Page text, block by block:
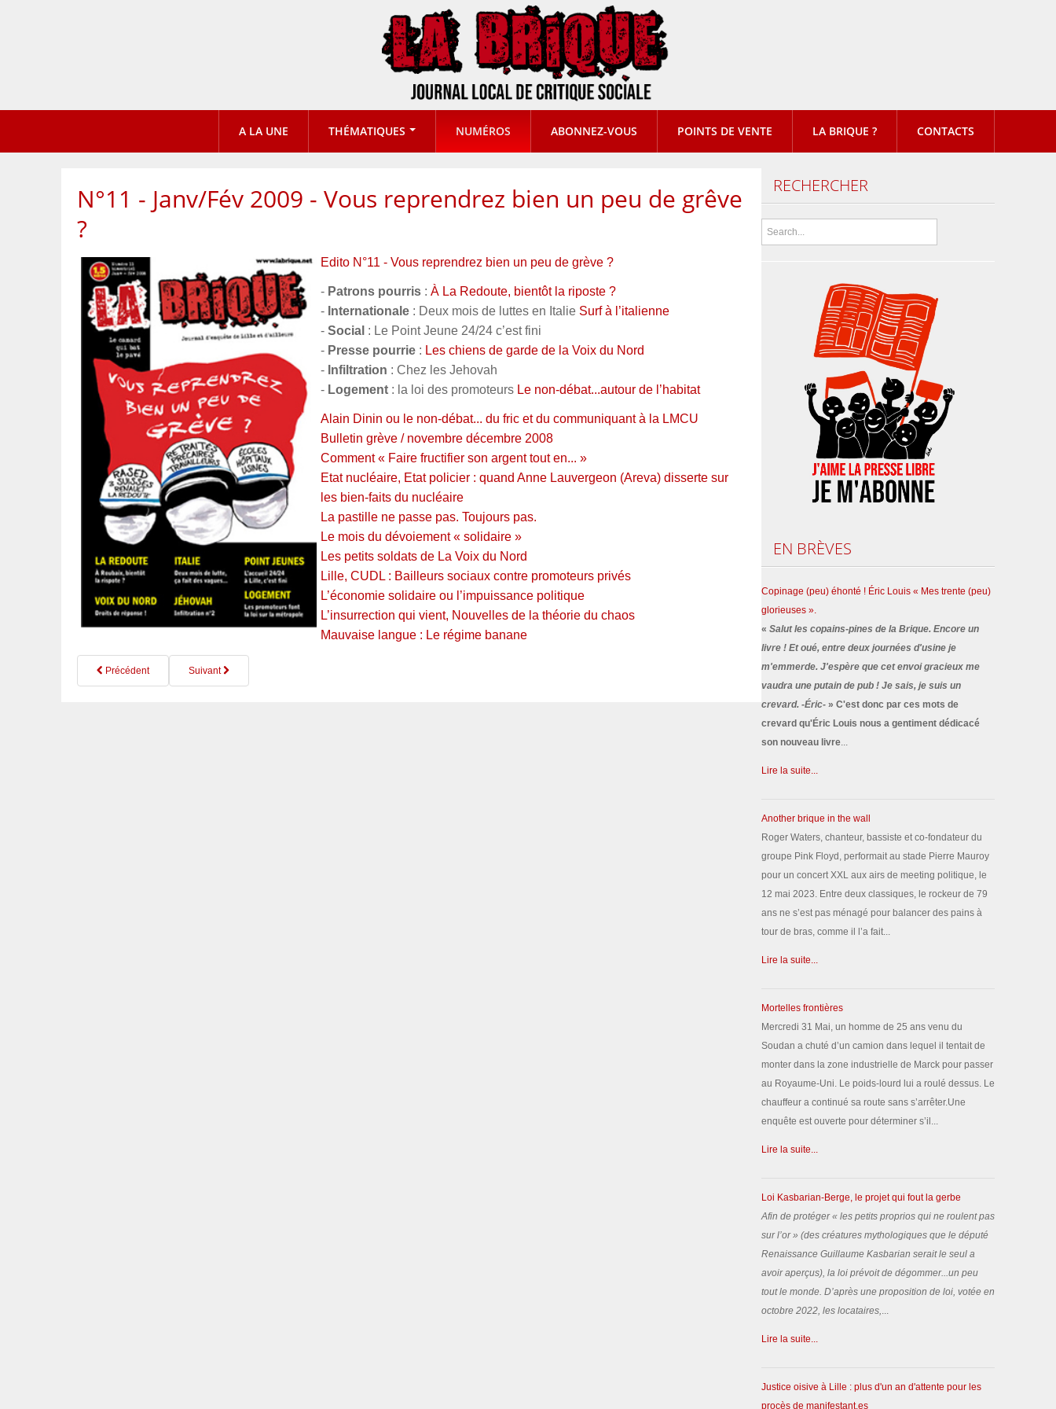
A LA UNE THÉMATIQUES NUMÉROS ABONNEZ-VOUS POINTS DE VENTE LA BRIQUE ? CONTACTS
N°11 - Janv/Fév 2009 - Vous reprendrez bien un peu de grêve
?
Edito N°11 - Vous reprendrez bien un peu de grève ?
- Patrons pourris : À La Redoute, bientôt la riposte ?
- Internationale : Deux mois de luttes en Italie Surf à l’italienne
- Social : Le Point Jeune 24/24 c’est fini
- Presse pourrie : Les chiens de garde de la Voix du Nord
- Infiltration : Chez les Jehovah
- Logement : la loi des promoteurs Le non-débat...autour de l’habitat
Alain Dinin ou le non-débat... du fric et du communiquant à la LMCU
Bulletin grève / novembre décembre 2008
Comment « Faire fructifier son argent tout en... »
Etat nucléaire, Etat policier : quand Anne Lauvergeon (Areva) disserte sur
les bien-faits du nucléaire
La pastille ne passe pas. Toujours pas.
Le mois du dévoiement « solidaire »
Les petits soldats de La Voix du Nord
Lille, CUDL : Bailleurs sociaux contre promoteurs privés
L’économie solidaire ou l’impuissance politique
L’insurrection qui vient, Nouvelles de la théorie du chaos
Mauvaise langue : Le régime banane
Précédent Suivant
RECHERCHER
EN BRÈVES
Copinage (peu) éhonté ! Éric Louis « Mes trente (peu)
glorieuses ».
« Salut les copains-pines de la Brique. Encore un
livre ! Et oué, entre deux journées d'usine je
m'emmerde. J'espère que cet envoi gracieux me
vaudra une putain de pub ! Je sais, je suis un
crevard. -Éric- » C'est donc par ces mots de
crevard qu'Éric Louis nous a gentiment dédicacé
son nouveau livre...
Lire la suite...
Another brique in the wall
Roger Waters, chanteur, bassiste et co-fondateur du
groupe Pink Floyd, performait au stade Pierre Mauroy
pour un concert XXL aux airs de meeting politique, le
12 mai 2023. Entre deux classiques, le rockeur de 79
ans ne s’est pas ménagé pour balancer des pains à
tour de bras, comme il l’a fait...
Lire la suite...
Mortelles frontières
Mercredi 31 Mai, un homme de 25 ans venu du
Soudan a chuté d’un camion dans lequel il tentait de
monter dans la zone industrielle de Marck pour passer
au Royaume-Uni. Le poids-lourd lui a roulé dessus. Le
chauffeur a continué sa route sans s’arrêter.Une
enquête est ouverte pour déterminer s’il...
Lire la suite...
Loi Kasbarian-Berge, le projet qui fout la gerbe
Afin de protéger « les petits proprios qui ne roulent pas
sur l’or» (des créatures mythologiques que le député
Renaissance Guillaume Kasbarian serait le seul a
avoir aperçus), la loi prévoit de dégommer...un peu
tout le monde. D’après une proposition de loi, votée en
octobre 2022, les locataires,...
Lire la suite...
Justice oisive à Lille : plus d'un an d'attente pour les
procès de manifestant.es